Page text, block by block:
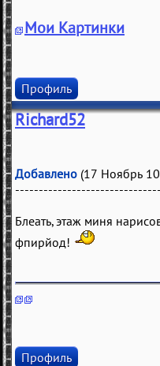
Мои Картинки
Профиль
Richard52
Добавлено (17 Ноябрь
Блеать, этаж миня
фпирйод!
Профиль